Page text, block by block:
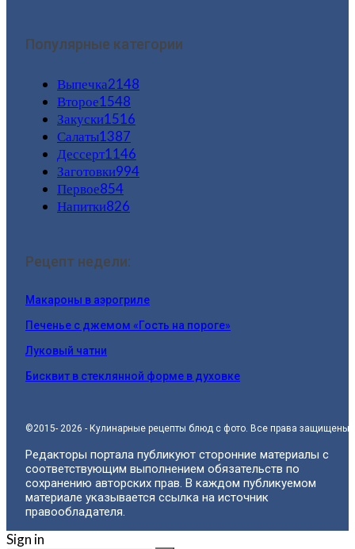
Популярные категории
Выпечка2148
Второе1548
Закуски1516
Салаты1387
Дессерт1146
Заготовки994
Первое854
Напитки826
Рецепт недели:
Макароны в аэрогриле
Печенье с джемом «Гость на пороге»
Луковый чатни
Бисквит в стеклянной форме в духовке
©2015- 2026 - Кулинарные рецепты блюд с фото. Все права защищены.
Редакторы портала публикуют сторонние материалы с
соответствующим выполнением обязательств по
сохранению авторских прав. В каждом публикуемом
материале указывается ссылка на источник
правообладателя.
Sign in